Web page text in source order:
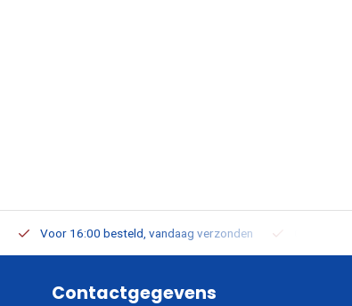
Voor 16:00 besteld, vandaag verzonden
Contactgegevens